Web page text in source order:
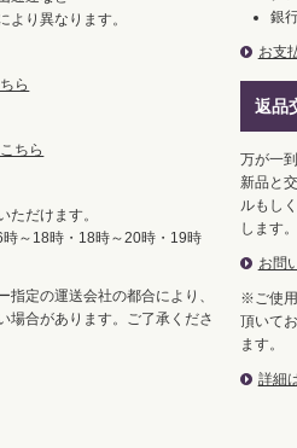
り異なります。
ら
ちら
ただけます。
～18時・18時～20時・19時
定の運送会社の都合により、
場合があります。ご了承くださ
銀
お支
返品
万が一
新品と
ルもし
します。
お問
※ご使
頂いて
ます。
詳細